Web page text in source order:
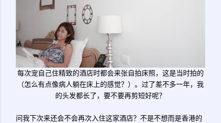
每次宠自己住精致的酒店时都会来张自拍床照，这是当时拍的
（怎么有点像病人躺在床上的感觉？）。过了差不多一年，我
的头发都长了，要不要再剪短好呢？
问我下次来还会不会再次入住这家酒店？不是不想而是香港的